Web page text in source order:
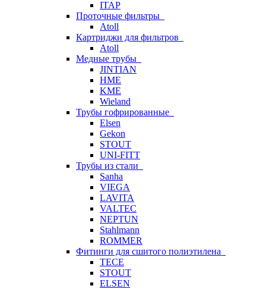
ITAP
Проточные фильтры
Atoll
Картриджи для фильтров
Atoll
Медные трубы
JINTIAN
HME
KME
Wieland
Трубы гофрированные
Elsen
Gekon
STOUT
UNI-FITT
Трубы из стали
Sanha
VIEGA
LAVITA
VALTEC
NEPTUN
Stahlmann
ROMMER
Фитинги для сшитого полиэтилена
TECE
STOUT
ELSEN